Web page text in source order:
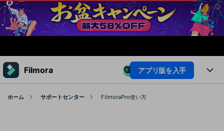
製品
ユーティリティ
法人・教育・パートナー
Filmora アプリ版を入手
製品
ホーム サポートセンター FilmoraPro使い方